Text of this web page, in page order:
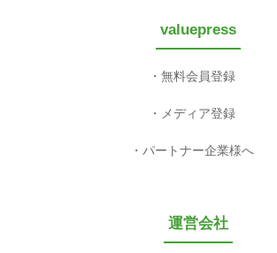
valuepress
無料会員登録
メディア登録
パートナー企業様へ
運営会社